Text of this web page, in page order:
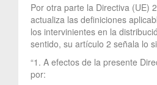
Por otra parte la Directiva (UE)
actualiza las definiciones
los intervinientes en la
sentido, su artículo 2 señala lo
“1. A efectos de la presente
por: